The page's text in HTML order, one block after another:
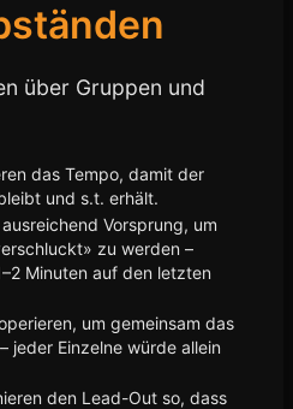
über Gruppen und
das Tempo, damit der
und s.t. erhält.
Vorsprung, um
zu werden –
Minuten auf den letzten
um gemeinsam das
jeder Einzelne würde allein
den Lead-Out so, dass